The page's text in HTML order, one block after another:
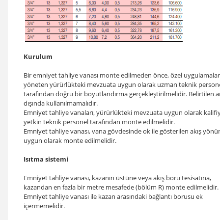
Kurulum
Bir emniyet tahliye vanası monte edilmeden önce, özel
yöneten yürürlükteki mevzuata uygun olarak uzman teknik
tarafından doğru bir boyutlandırma gerçekleştirilmelidir. Belirtilen
dışında kullanılmamalıdır.
Emniyet tahliye vanaları, yürürlükteki mevzuata uygun olarak
yetkin teknik personel tarafından monte edilmelidir.
Emniyet tahliye vanası, vana gövdesinde ok ile gösterilen akış
uygun olarak monte edilmelidir.
Isıtma sistemi
Emniyet tahliye vanası, kazanın üstüne veya akış boru tesisatına,
kazandan en fazla bir metre mesafede (bölüm R) monte edilmelidir.
Emniyet tahliye vanası ile kazan arasındaki bağlantı borusu ek
içermemelidir.